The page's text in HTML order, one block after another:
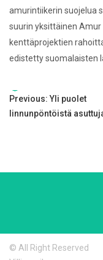
amurintiikerin suojelua
suurin yksittäinen Amur
kenttäprojektien
edistetty suomalaisten
Tags:
Post
navigation
Previous: Yli puolet
linnunpöntöistä
© All Right Reserved